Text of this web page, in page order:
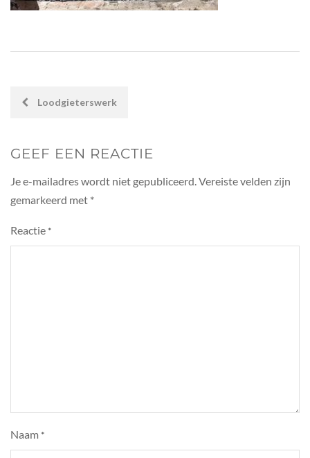
POST
Loodgieterswerk
GEEF EEN REACTIE
Je e-mailadres wordt niet gepubliceerd.Vereiste velden zijn
gemarkeerd met *
Reactie *
Naam *